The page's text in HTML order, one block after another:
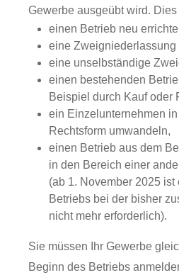
Gewerbe ausgeübt wird.
einen Betrieb neu
eine Zweigniederlassung
eine unselbständige
einen bestehenden
Beispiel durch Kauf oder
ein Einzelunternehmen
Rechtsform umwandeln,
einen Betrieb aus dem
in den Bereich einer
(ab 1. November 2025
Betriebs bei der bisher
nicht mehr erforderlich).
Sie müssen Ihr Gewerbe
Beginn des Betriebs